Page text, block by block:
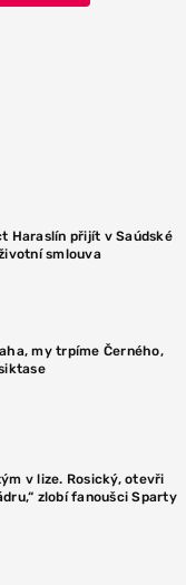
Haraslín přijít v Saúdské
smlouva
my trpíme Černého,
v lize. Rosický, otevři
zlobí fanoušci Sparty